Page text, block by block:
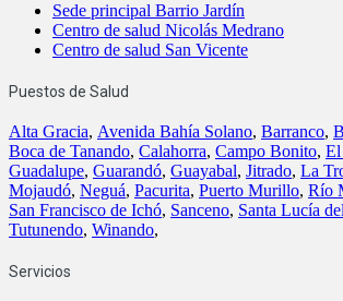
Sede principal Barrio Jardín
Centro de salud Nicolás Medrano
Centro de salud San Vicente
Puestos de Salud
Alta Gracia, Avenida Bahía Solano, Barranco,
Boca de Tanando, Calahorra, Campo Bonito, El
Guadalupe, Guarandó, Guayabal, Jitrado, La
Mojaudó, Neguá, Pacurita, Puerto Murillo, Río
San Francisco de Ichó, Sanceno, Santa Lucía
Tutunendo, Winando,
Servicios